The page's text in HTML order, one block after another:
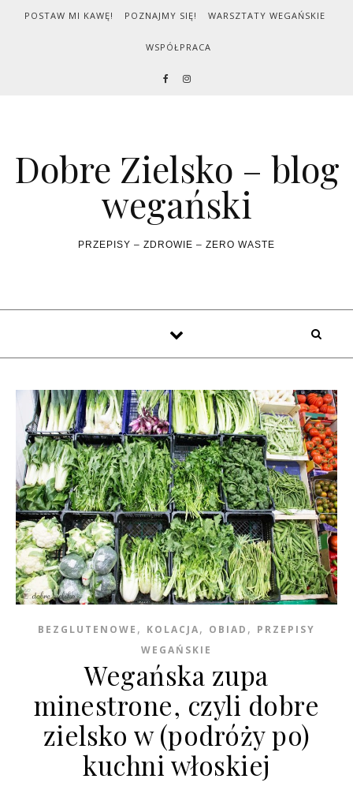
Skip to content
POSTAW MI KAWĘ! POZNAJMY SIĘ! WARSZTATY WEGAŃSKIE
WSPÓŁPRACA
Dobre Zielsko – blog
wegański
PRZEPISY – ZDROWIE – ZERO WASTE
BEZGLUTENOWE , KOLACJA, OBIAD , PRZEPISY
WEGAŃSKIE
Wegańska zupa
minestrone, czyli dobre
zielsko w (podróży po)
kuchni włoskiej